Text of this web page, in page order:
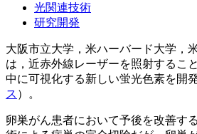
光関連技術
研究開発
大阪市立大学，米ハーバード大学，
は，近赤外線レーザーを照射するこ
中に可視化する新しい蛍光色素を開
ス ）。
卵巣がん患者において予後を改善す